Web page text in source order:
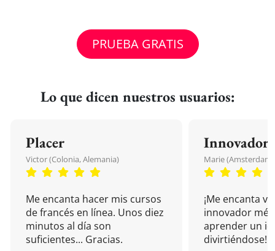
PRUEBA GRATIS
Lo que dicen nuestros usuarios:
Placer
Victor (Colonia, Alemania)
Me encanta hacer mis cursos
de francés en línea. Unos diez
minutos al día son
suficientes... Gracias.
Innovador
Marie (Amsterdam,
¡Me encanta
innovador
aprender un
divirtiéndose!